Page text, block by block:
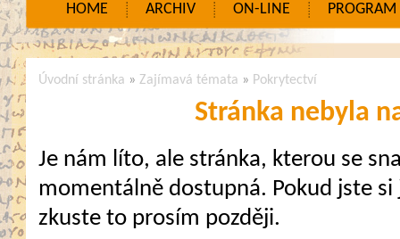
HOME ARCHIV ON-LINE PROGRAM
Úvodní stránka »Zajímavá témata » Pokrytectví
Stránka nebyla
Je nám líto, ale stránka, kterou se
momentálně dostupná. Pokud jste
zkuste to prosím později.